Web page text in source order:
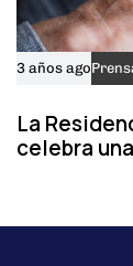
3 años ago
La
celebra